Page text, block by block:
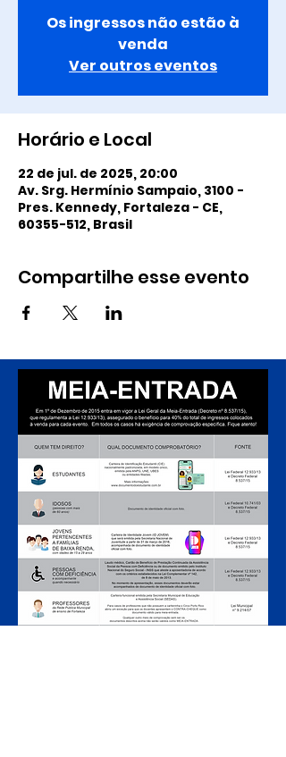
Os ingressos não estão à
venda
Ver outros eventos
Horário e Local
22 de jul. de 2025, 20:00
Av. Srg. Hermínio Sampaio, 3100 -
Pres. Kennedy, Fortaleza - CE,
60355-512, Brasil
Compartilhe esse evento